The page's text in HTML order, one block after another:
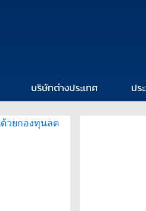
บริษัทต่างประเทศ ปร